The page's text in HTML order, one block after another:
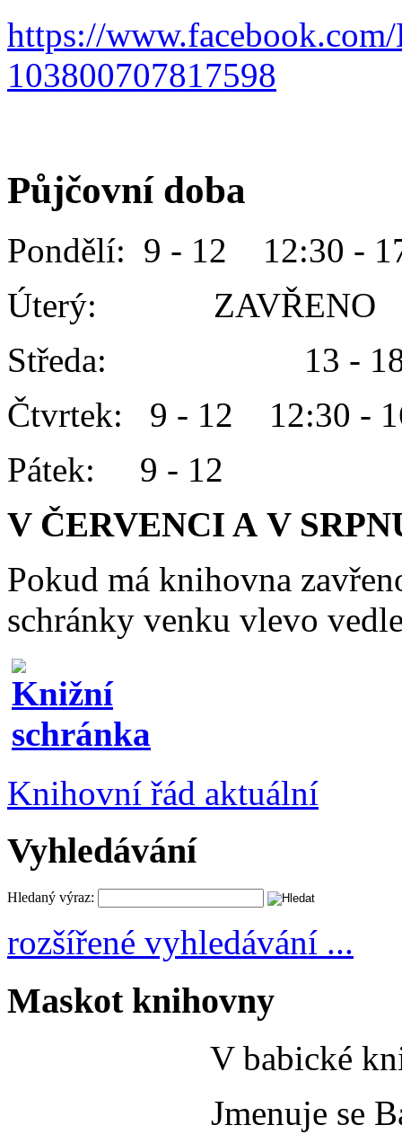
https://
103800707817598
Půjčovní doba
Pondělí: 9 - 12 12:30 -
Úterý: ZAVŘENO
Středa: 13 -
Čtvrtek: 9 - 12 12:30 -
Pátek: 9 - 12
V ČERVENCI A V
Pokud má knihovna
schránky venku vlevo
Knihovní řád aktuální
Vyhledávání
Hledaný výraz:
rozšířené vyhledávání ...
Maskot knihovny
V babické
Jmenuje se